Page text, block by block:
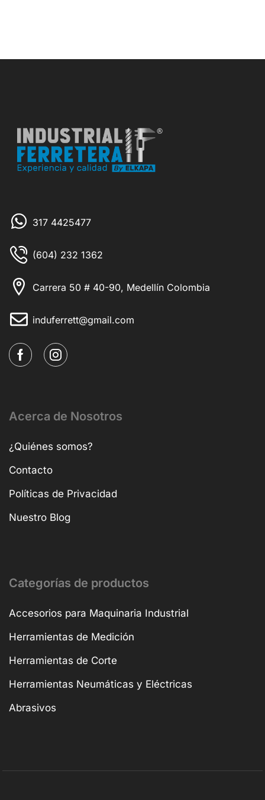
317 4425477
(604) 232 1362
Carrera 50 # 40-90, Medellín Colombia
induferrett@gmail.com
Acerca de Nosotros
¿Quiénes somos?
Contacto
Políticas de Privacidad
Nuestro Blog
Categorías de productos
Accesorios para Maquinaria Industrial
Herramientas de Medición
Herramientas de Corte
Herramientas Neumáticas y Eléctricas
Abrasivos